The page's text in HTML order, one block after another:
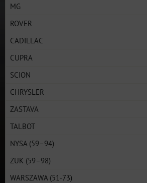
MG
ROVER
CADILLAC
CUPRA
SCION
CHRYSLER
ZASTAVA
TALBOT
NYSA (59–94)
ŻUK (59–98)
WARSZAWA (51-73)